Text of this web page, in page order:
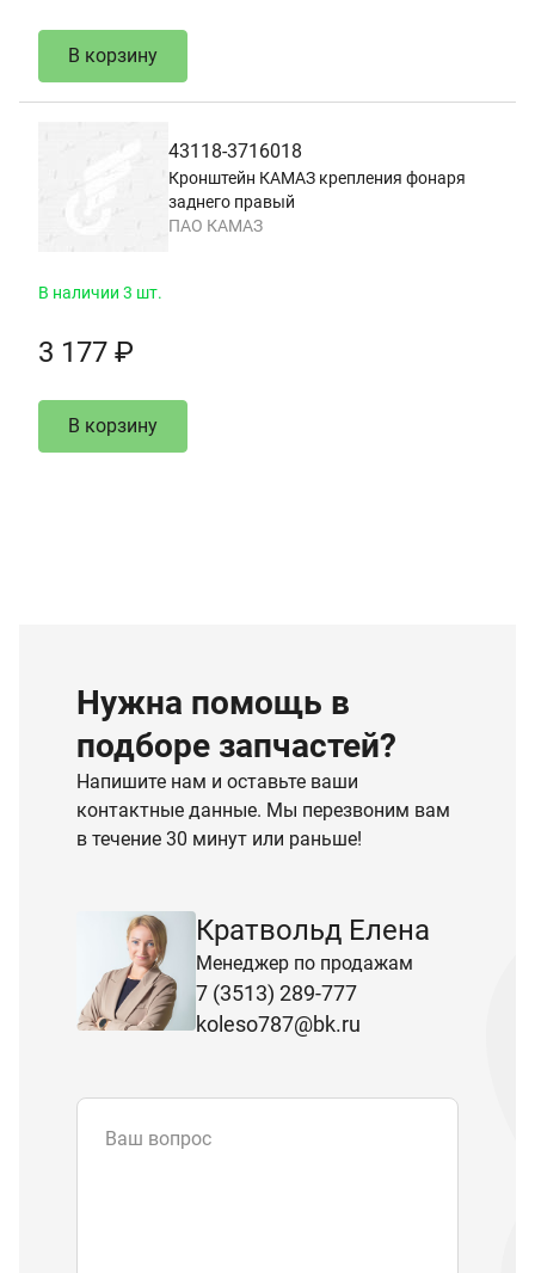
В корзину
43118-3716018
Кронштейн КАМАЗ крепления фонаря
заднего правый
ПАО КАМАЗ
В наличии 3 шт.
3 177 ₽
В корзину
Нужна помощь в
подборе запчастей?
Напишите нам и оставьте ваши
контактные данные. Мы перезвоним вам
в течение 30 минут или раньше!
Кратвольд Елена
Менеджер по продажам
7 (3513) 289-777
koleso787@bk.ru
Ваш вопрос